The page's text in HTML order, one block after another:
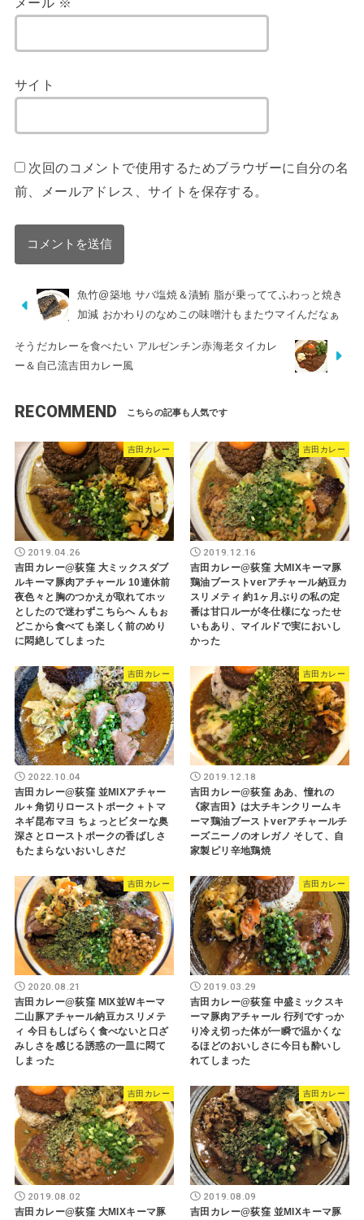
サイト
次回のコメントで使用するためブラウザーに自分の名
前、メールアドレス、サイトを保存する。
魚竹@築地 サバ塩焼＆漬鮪 脂が乗っててふわっと焼き
加減 おかわりのなめこの味噌汁もまたウマイんだなぁ
そうだカレーを食べたい アルゼンチン赤海老タイカレ
ー＆自己流吉田カレー風
RECOMMEND
吉田カレー
2019.04.26
吉田カレー@荻窪 大ミックスダブ
ルキーマ豚肉アチャール 10連休前
夜色々と胸のつかえが取れてホッ
としたので迷わずこちらへ んもぉ
どこから食べても楽しく前のめり
に悶絶してしまった
吉田カレー
2019.12.16
吉田カレー@荻窪 大MIXキーマ豚
鶏油ブーストverアチャール納豆カ
スリメティ 約1ヶ月ぶりの私の定
番は甘口ルーが冬仕様になったせ
いもあり、マイルドで実においし
かった
吉田カレー
2022.10.04
吉田カレー@荻窪 並MIXアチャー
ル＋角切りローストポーク＋トマ
ネギ昆布マヨ ちょっとビターな奥
深さとローストポークの香ばしさ
もたまらないおいしさだ
吉田カレー
2019.12.18
吉田カレー@荻窪 ああ、憧れの
《家吉田》は大チキンクリームキ
ーマ鶏油ブーストverアチャールチ
ーズニーノのオレガノ そして、自
家製ピリ辛地鶏焼
吉田カレー
2020.08.21
吉田カレー@荻窪 MIX並Wキーマ
二山豚アチャール納豆カスリメテ
ィ 今日もしばらく食べないと口ざ
みしさを感じる誘惑の一皿に悶て
しまった
吉田カレー
2019.03.29
吉田カレー@荻窪 中盛ミックスキ
ーマ豚肉アチャール 行列ですっか
り冷え切った体が一瞬で温かくな
るほどのおいしさに今日も酔いし
れてしまった
吉田カレー
2019.08.02
吉田カレー@荻窪 大MIXキーマ豚
吉田カレー
2019.08.09
吉田カレー@荻窪 並MIXキーマ豚